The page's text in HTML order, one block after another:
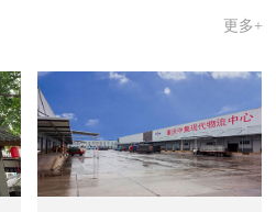
更多+